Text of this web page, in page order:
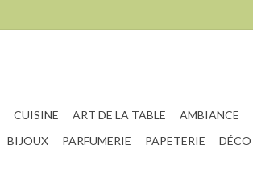
CUISINE ART DE LA TABLE AMBIANCE
BIJOUX PARFUMERIE PAPETERIE DÉCO